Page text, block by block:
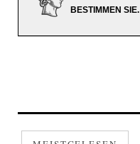
BESTIMMEN SIE.